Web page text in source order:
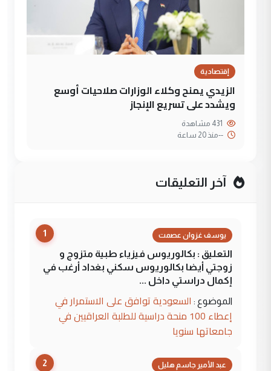
إقتصادية
الزيدي يمنح وكلاء الوزارات صلاحيات أوسع
ويشدد على تسريع الإنجاز
--منذ 20 ساعة
آخر التعليقات
1 يوسف غزوان عصمت
التعليق : بكالوريوس فيزياء طبية متزوج و
زوجتي أيضا بكالوريوس سكني بغداد أرغب في
إكمال دراستي داخل ...
الموضوع : السعودية توافق على الاستمرار في
إعطاء 100 منحة دراسية للطلبة العراقيين في
جامعاتها سنويا
2 عبد الأمير جاسم هليل